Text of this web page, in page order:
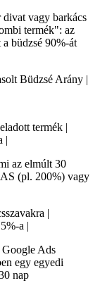
vagy barkács
termék": az
büdzsé 90%-át
Büdzsé Arány |
termék |
|
az elmúlt 30
(pl. 200%) vagy
|
a |
Google Ads
egy egyedi
nap